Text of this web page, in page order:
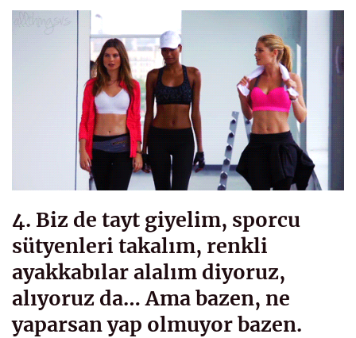
4. Biz de tayt giyelim, sporcu
sütyenleri takalım, renkli
ayakkabılar alalım diyoruz,
alıyoruz da… Ama bazen, ne
yaparsan yap olmuyor bazen.